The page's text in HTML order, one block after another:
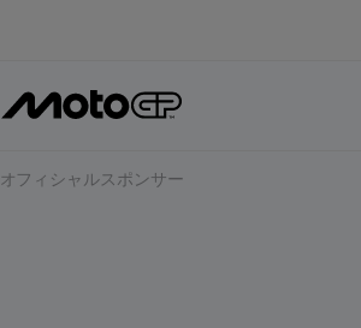
オフィシャルスポンサー